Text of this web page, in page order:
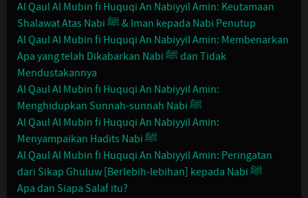
Al Qaul Al Mubin fi Huquqi An Nabiyyil Amin: Keutamaan
Shalawat Atas Nabi ﷺ & Iman kepada Nabi Penutup
Al Qaul Al Mubin fi Huquqi An Nabiyyil Amin: Membenarkan
Apa yang telah Dikabarkan Nabi ﷺ dan Tidak
Mendustakannya
Al Qaul Al Mubin fi Huquqi An Nabiyyil Amin:
Menghidupkan Sunnah-sunnah Nabi ﷺ
Al Qaul Al Mubin fi Huquqi An Nabiyyil Amin:
Menyampaikan Hadits Nabi ﷺ
Al Qaul Al Mubin fi Huquqi An Nabiyyil Amin: Peringatan
dari Sikap Ghuluw [Berlebih-lebihan] kepada Nabi ﷺ
Apa dan Siapa Salaf itu?